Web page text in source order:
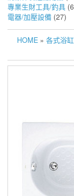
專業生財工具/釣具
電器/加壓設備 (27)
HOME » 各式浴缸